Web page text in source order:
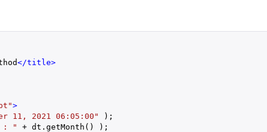
</title>
>
11, 2021 06:05:00"
);
: " + dt.getMonth() );